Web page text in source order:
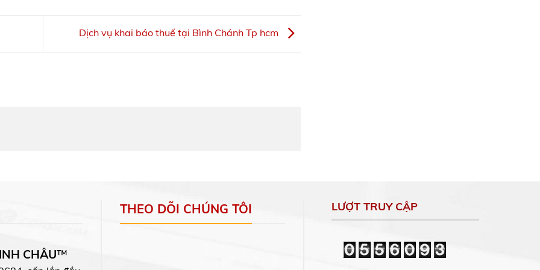
Dịch vụ khai báo thuế tại Bình Chánh Tp hcm
CHÂU™
THEO DÕI CHÚNG TÔI LƯỢT TRUY CẬP